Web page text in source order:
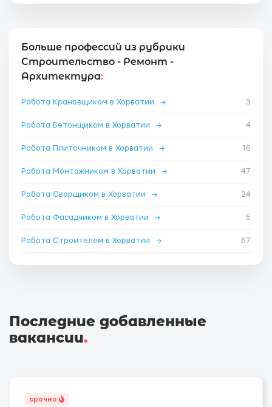
Больше профессий из рубрики
Строительство - Ремонт -
Архитектура:
Работа Крановщиком в Хорватии → 3
Работа Бетонщиком в Хорватии → 4
Работа Плиточником в Хорватии → 16
Работа Монтажником в Хорватии → 47
Работа Сварщиком в Хорватии → 24
Работа Фасадчиком в Хорватии → 5
Работа Строителем в Хорватии → 67
Последние добавленные
вакансии.
срочно